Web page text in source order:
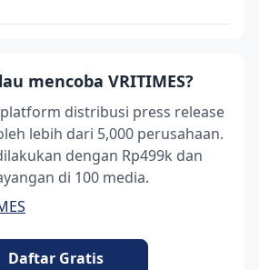
mencoba VRITIMES?
platform distribusi press release
lebih dari 5,000 perusahaan.
dengan Rp499k dan
di 100 media.
Daftar Gratis